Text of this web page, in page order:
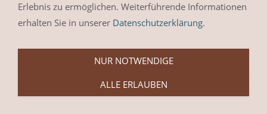
Erlebnis zu ermöglichen. Weiterführende Informationen
erhalten Sie in unserer Datenschutzerklärung.
NUR NOTWENDIGE
ALLE ERLAUBEN